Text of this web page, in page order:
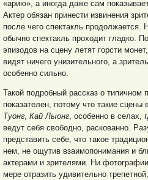
«арию», а иногда даже сам
Актер обязан принести извинения
после чего спектакль
обычно спектакль проходит гладко.
эпизодов на сцену летят горсти
видят ничего унизительного, а
особенно сильно.
Такой подробный рассказ о типичном
показателен, потому что такие
Туонг, Кай Лыонг, особенно в селах,
ведут себя свободно, раскованно.
представить себе, что такое
нем, не ощутив взаимопонимания и
актерами и зрителями. Ни
мере отразить удивительно